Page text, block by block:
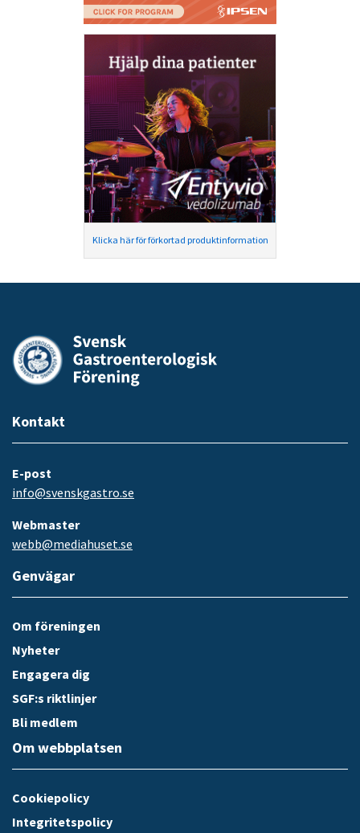
Klicka här för förkortad produktinformation
Kontakt
E-post
info@svenskgastro.se
Webmaster
webb@mediahuset.se
Genvägar
Om föreningen
Nyheter
Engagera dig
SGF:s riktlinjer
Bli medlem
Om webbplatsen
Cookiepolicy
Integritetspolicy